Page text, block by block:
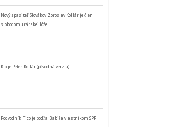
Nový spasiteľ Slovákov Zoroslav Kollár je člen
slobodomurárskej lóže
Kto je Peter Kotlár (pôvodná verzia)
Podvodník Fico je podľa Babiša vlastníkom SPP